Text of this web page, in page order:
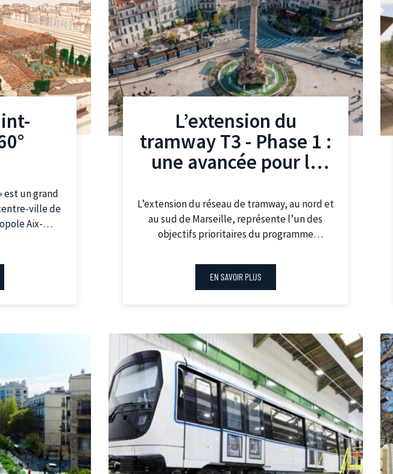
est un grand
ville de
Aix-
L’extension du
tramway T3 - Phase 1 :
une avancée pour la
L’extension du réseau de tramway, au nord et
au sud de Marseille, représente l’un des
objectifs prioritaires du programme
métropolitaine.
EN SAVOIR PLUS